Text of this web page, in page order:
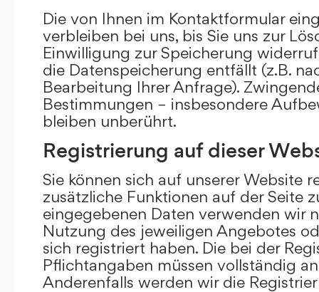
Die von Ihnen im Kontaktformular
verbleiben bei uns, bis Sie uns zur
Einwilligung zur Speicherung
die Datenspeicherung entfällt (z.B.
Bearbeitung Ihrer Anfrage).
Bestimmungen – insbesondere
bleiben unberührt.
Registrierung auf dieser
Sie können sich auf unserer Website
zusätzliche Funktionen auf der Seite
eingegebenen Daten verwenden wir
Nutzung des jeweiligen Angebotes
sich registriert haben. Die bei der
Pflichtangaben müssen vollständig
Anderenfalls werden wir die